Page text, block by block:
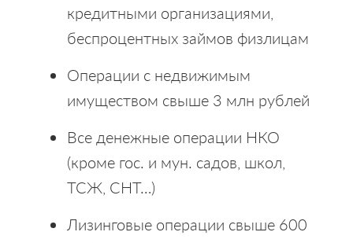
кредитными организациями,
беспроцентных займов физлицам
Операции с недвижимым
имуществом свыше 3 млн рублей
Все денежные операции НКО
(кроме гос. и мун. садов, школ,
ТСЖ, СНТ…)
Лизинговые операции свыше 600